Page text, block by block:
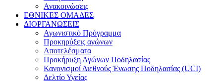
Ανακοινώσεις
ΕΘΝΙΚΕΣ ΟΜΑΔΕΣ
ΔΙΟΡΓΑΝΩΣΕΙΣ
Αγωνιστικό Πρόγραμμα
Προκηρύξεις αγώνων
Αποτελέσματα
Προκήρυξη Αγώνων Ποδηλασίας
Κανονισμοί Διεθνούς Ένωσης Ποδηλασίας (UCI)
Δελτίο Υγείας